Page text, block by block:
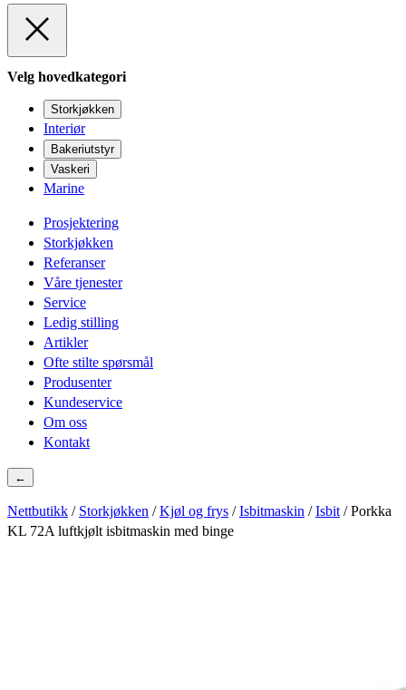
Velg hovedkategori
Storkjøkken
Interiør
Bakeriutstyr
Vaskeri
Marine
Prosjektering
Storkjøkken
Referanser
Våre tjenester
Service
Ledig stilling
Artikler
Ofte stilte spørsmål
Produsenter
Kundeservice
Om oss
Kontakt
←
Nettbutikk / Storkjøkken /Kjøl og frys /Isbitmaskin /Isbit / Porkka
KL 72A luftkjølt isbitmaskin med binge